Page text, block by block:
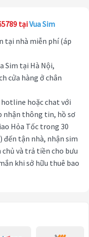
tạiVua Sim
tại nhà miễn phí (áp
Sim tại Hà Nội,
cửa hàng ở chân
hoặc chat với
nhận thông tin, hồ sơ
Hỏa Tốc trong 30
tận nhà, nhận sim
và trả tiền cho bưu
khi sở hữu thuê bao